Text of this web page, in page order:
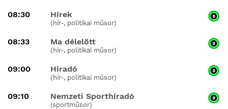
08:30 Hírek
(hír-, politikai műsor)
08:33 Ma délelőtt
(hír-, politikai műsor)
09:00 Híradó
(hír-, politikai műsor)
09:10 Nemzeti Sporthíradó
(sportműsor)